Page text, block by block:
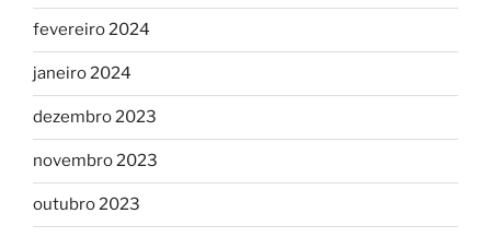
fevereiro 2024
janeiro 2024
dezembro 2023
novembro 2023
outubro 2023